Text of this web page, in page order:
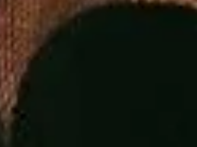
Rose Villain incanta come nuovo